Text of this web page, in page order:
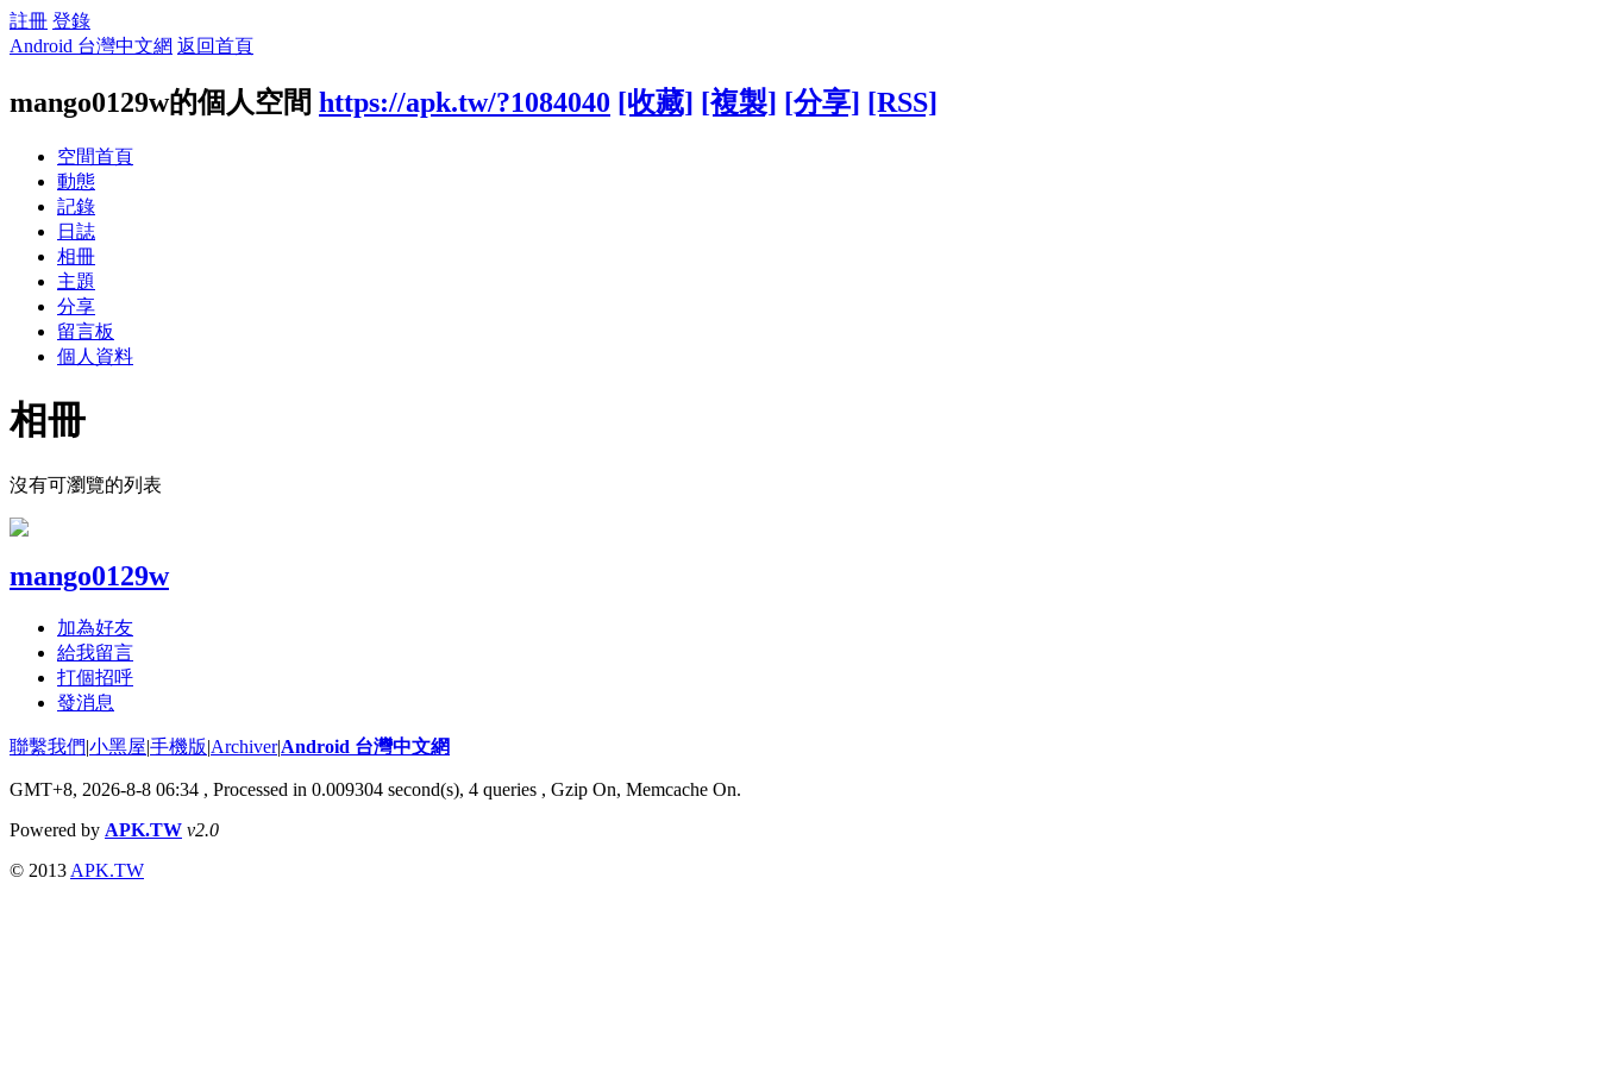
註冊 登錄
Android 台灣中文網 返回首頁
mango0129w的個人空間 https://apk.tw/?1084040 [收藏] [複製] [分享] [RSS]
空間首頁
動態
記錄
日誌
相冊
主題
分享
留言板
個人資料
相冊
沒有可瀏覽的列表
mango0129w
加為好友
給我留言
打個招呼
發消息
聯繫我們|小黑屋|手機版|Archiver|Android 台灣中文網
GMT+8, 2026-8-8 06:34 , Processed in 0.009304 second(s), 4 queries , Gzip On, Memcache On.
Powered by APK.TW v2.0
© 2013 APK.TW